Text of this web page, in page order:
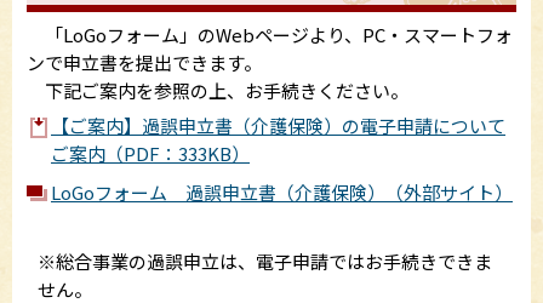
「LoGoフォーム」のWebページより、PC・スマートフォ
ンで申立書を提出できます。
下記ご案内を参照の上、お手続きください。
【ご案内】過誤申立書（介護保険）の電子申請について
ご案内（PDF：333KB）
LoGoフォーム 過誤申立書（介護保険）（外部サイト）
※総合事業の過誤申立は、電子申請ではお手続きできま
せん。